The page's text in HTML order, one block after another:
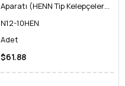
Aparatı (HENN Tip Kelepçeler
N12-10HEN
Adet
$61.88